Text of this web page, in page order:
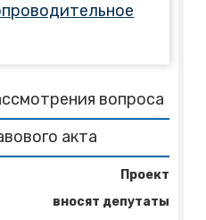
вопроса
акта
Проект
вносят депутаты